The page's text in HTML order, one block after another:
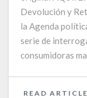
Devolución y
la Agenda
serie de
consumidoras
READ ARTICLE